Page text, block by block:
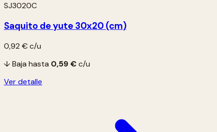
SJ3020C
Saquito de yute 30x20 (cm)
0,92 €c/u
↓ Baja hasta 0,59 €c/u
Ver detalle